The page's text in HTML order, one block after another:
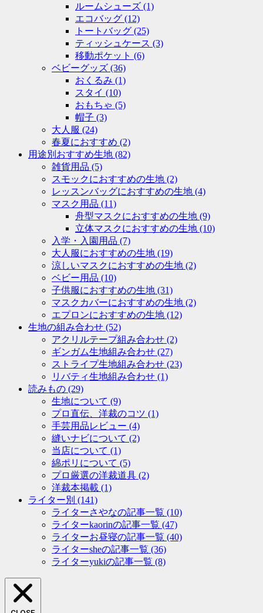
ルームシューズ (1)
エコバッグ (12)
トートバッグ (25)
ティッシュケース (3)
移動ポケット (6)
ベビーグッズ (36)
おくるみ (1)
スタイ (10)
おもちゃ (5)
帽子 (3)
大人服 (24)
春夏におすすめ (2)
用途別おすすめ生地 (82)
雑貨用品 (5)
スモックにおすすめの生地 (2)
レッスンバッグにおすすめの生地 (4)
マスク用品 (11)
舟型マスクにおすすめの生地 (9)
立体マスクにおすすめの生地 (10)
入学・入園用品 (7)
大人服におすすめの生地 (19)
涼しいマスクにおすすめの生地 (2)
ベビー用品 (10)
子供服におすすめの生地 (31)
マスクカバーにおすすめの生地 (2)
エプロンにおすすめの生地 (12)
生地の組み合わせ (52)
アクリルテープ組み合わせ (2)
ギンガム生地組み合わせ (27)
ストライプ生地組み合わせ (23)
リバティ生地組み合わせ (1)
読みもの (29)
生地について (9)
プロ直伝、洋裁のコツ (1)
手芸用品レビュー (4)
縫いナビについて (2)
当店について (1)
綿ポリについて (5)
プロ厳選の洋裁道具 (2)
洋裁本掲載 (1)
ライター別 (141)
ライターさやなの記事一覧 (10)
ライターkaorinの記事一覧 (47)
ライターお昼寝の記事一覧 (40)
ライターsheの記事一覧 (36)
ライターyukiの記事一覧 (8)